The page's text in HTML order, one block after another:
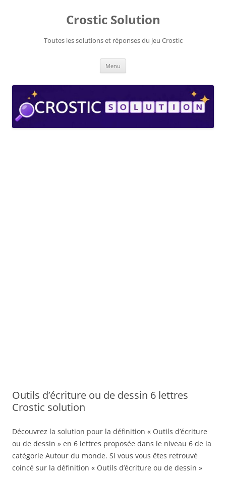
Crostic Solution
Toutes les solutions et réponses du jeu Crostic
Menu
Outils d’écriture ou de dessin 6 lettres
Crostic solution
Découvrez la solution pour la définition « Outils d’écriture
ou de dessin » en 6 lettres proposée dans le niveau 6 de la
catégorie Autour du monde. Si vous vous êtes retrouvé
coincé sur la définition « Outils d’écriture ou de dessin »